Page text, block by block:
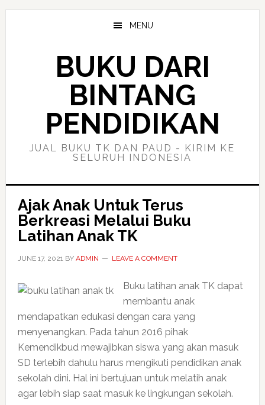
Skip
Skip
MENU
BUKU DARI
BINTANG
PENDIDIKAN
JUAL BUKU TK DAN PAUD - KIRIM KE
SELURUH INDONESIA
Ajak Anak Untuk Terus
Berkreasi Melalui Buku
Latihan Anak TK
JUNE 17, 2021BY ADMIN LEAVE A COMMENT
Buku latihan anak TK dapat
membantu anak
mendapatkan edukasi dengan cara yang
menyenangkan. Pada tahun 2016 pihak
Kemendikbud mewajibkan siswa yang akan masuk
SD terlebih dahulu harus mengikuti pendidikan anak
sekolah dini. Hal ini bertujuan untuk melatih anak
agar lebih siap saat masuk ke lingkungan sekolah.